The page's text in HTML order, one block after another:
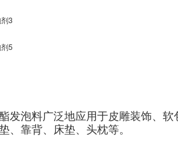
发泡料广泛地应用于皮雕装饰、
、靠背、床垫、头枕等。